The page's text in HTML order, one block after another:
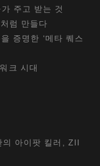
주고 받는 것
럼 만들다
증명한 ‘메타 퀘스
크 시대
의 아이팟 킬러, ZII